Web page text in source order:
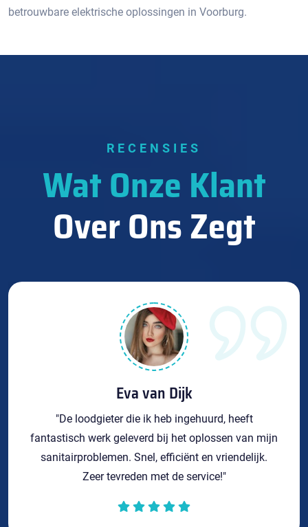
betrouwbare elektrische oplossingen in Voorburg.​
RECENSIES
Wat Onze Klant
Over Ons Zegt
Eva van Dijk
"De loodgieter die ik heb ingehuurd, heeft
fantastisch werk geleverd bij het oplossen van mijn
sanitairproblemen. Snel, efficiënt en vriendelijk.
Zeer tevreden met de service!"